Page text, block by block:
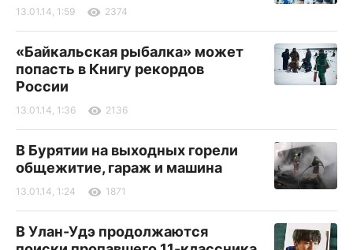
13.01.14, 1:59 2374
«Байкальская рыбалка» может
попасть в Книгу рекордов
России
13.01.14, 1:36 2136
В Бурятии на выходных горели
общежитие, гараж и машина
13.01.14, 1:24 1871
В Улан-Удэ продолжаются